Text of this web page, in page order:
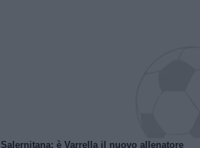
Salernitana: è Varrella il nuovo allenatore